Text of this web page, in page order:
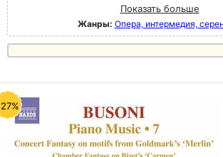
Показать больше
Жанры: Опера, интермедия,